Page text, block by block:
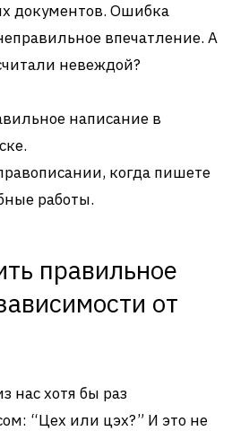
документов. Ошибка
впечатление. А
невеждой?
написание в
когда пишете
работы.
правильное
от
нас хотя бы раз
“Цех или цэх?” И это не